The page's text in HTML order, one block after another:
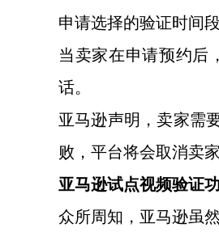
申请选择的验证时间
当卖家在申请预约后
话。
亚马逊声明，卖家需
败，平台将会取消卖
亚马逊试点视频验证
众所周知，亚马逊虽